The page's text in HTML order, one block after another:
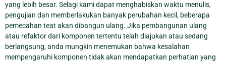
yang lebih besar. Selagi kami dapat menghabiskan waktu menulis,
pengujian dan memberlakukan banyak perubahan kecil, beberapa
pemecahan teat akan dibangun ulang. Jika pembangunan ulang
atau refaktor dari komponen tertentu telah diajukan atau sedang
berlangsung, anda mungkin menemukan bahwa kesalahan
mempengaruhi komponen tidak akan mendapatkan perhatian yang